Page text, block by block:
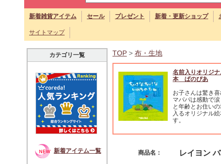
新着雑貨アイテム セール プレゼント 新着・更新ショップ
サイトマップ
カテゴリ一覧
新着アイテム一覧
TOP > 布・生地
名前入りオリジ
本 ぱのぴあ
お子さんは驚き
マパパは感動で
と年齢とお住い
入るオリジナル
す。
商品名： レイヨン